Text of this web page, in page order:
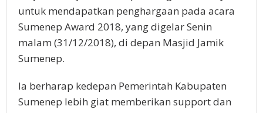
untuk mendapatkan penghargaan pada acara
Sumenep Award 2018, yang digelar Senin
malam (31/12/2018), di depan Masjid Jamik
Sumenep.
Ia berharap kedepan Pemerintah Kabupaten
Sumenep lebih giat memberikan support dan